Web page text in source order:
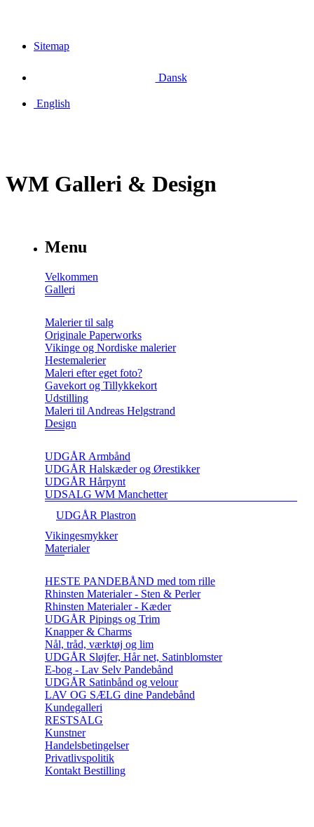
Sitemap
Dansk
English
WM Galleri & Design
Menu
Velkommen
Galleri
Malerier til salg
Originale Paperworks
Vikinge og Nordiske malerier
Hestemalerier
Maleri efter eget foto?
Gavekort og Tillykkekort
Udstilling
Maleri til Andreas Helgstrand
Design
UDGÅR Armbånd
UDGÅR Halskæder og Ørestikker
UDGÅR Hårpynt
UDSALG WM Manchetter
UDGÅR Plastron
Vikingesmykker
Materialer
HESTE PANDEBÅND med tom rille
Rhinsten Materialer - Sten & Perler
Rhinsten Materialer - Kæder
UDGÅR Pipings og Trim
Knapper & Charms
Nål, tråd, værktøj og lim
UDGÅR Sløjfer, Hår net, Satinblomster
E-bog - Lav Selv Pandebånd
UDGÅR Satinbånd og velour
LAV OG SÆLG dine Pandebånd
Kundegalleri
RESTSALG
Kunstner
Handelsbetingelser
Privatlivspolitik
Kontakt Bestilling